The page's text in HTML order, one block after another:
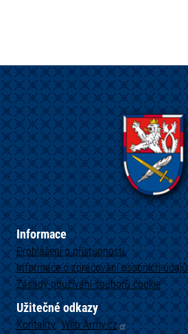
Informace
Prohlášení o přístupnosti
Informace o zpracování osobních údajů
Zásady používání souborů cookie
Užitečné odkazy
Kontakty WebArmy.cz